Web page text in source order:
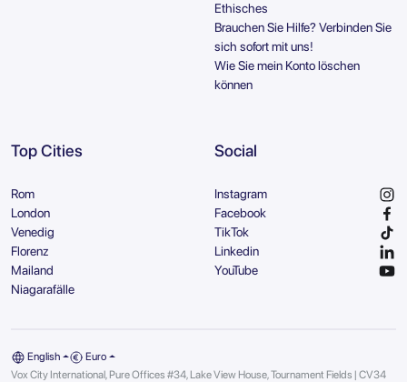
Ethisches
Brauchen Sie Hilfe? Verbinden Sie
sich sofort mit uns!
Wie Sie mein Konto löschen
können
Top Cities
Rom
London
Venedig
Florenz
Mailand
Niagarafälle
Social
Instagram
Facebook
TikTok
Linkedin
YouTube
English
Euro
Vox City International, Pure Offices #34, Lake View House, Tournament Fields | CV34